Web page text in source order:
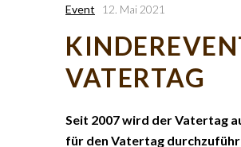
Event 12. Mai 2021
VATERTAG
Seit 2007 wird der Vatertag
für den Vatertag